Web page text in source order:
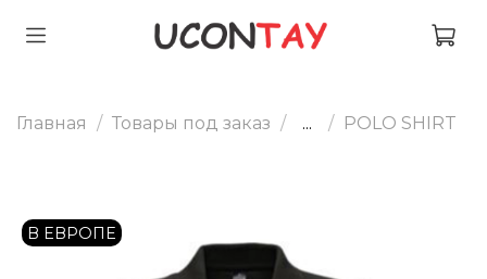
Главная Товары под заказ ... POLO SHIRT
В ЕВРОПЕ